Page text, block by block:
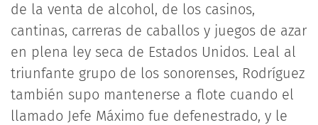
de la venta de alcohol, de los casinos,
cantinas, carreras de caballos y juegos de azar
en plena ley seca de Estados Unidos. Leal al
triunfante grupo de los sonorenses, Rodríguez
también supo mantenerse a flote cuando el
llamado Jefe Máximo fue defenestrado, y le